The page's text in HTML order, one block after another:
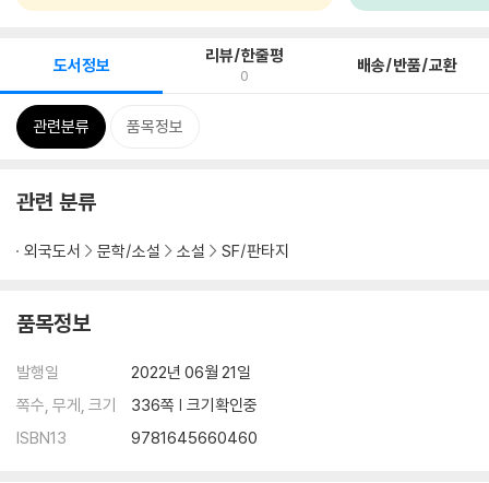
도서정보 리뷰/한줄평
0 배송/반품/교환
관련분류 품목정보
관련 분류
외국도서 문학/소설 소설 SF/판타지
품목정보
발행일
2022년 06월 21일
쪽수, 무게, 크기
336쪽 | 크기확인중
ISBN13
9781645660460